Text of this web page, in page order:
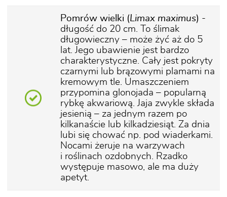
Pomrów wielki (Limax maximus) -
długość do 20 cm. To ślimak
długowieczny – może żyć aż do 5
lat. Jego ubawienie jest bardzo
charakterystyczne. Cały jest pokryty
czarnymi lub brązowymi plamami na
kremowym tle. Umaszczeniem
przypomina glonojada – popularną
rybkę akwariową. Jaja zwykle składa
jesienią – za jednym razem po
kilkanaście lub kilkadziesiąt. Za dnia
lubi się chować np. pod wiaderkami.
Nocami żeruje na warzywach
i roślinach ozdobnych. Rzadko
występuje masowo, ale ma duży
apetyt.